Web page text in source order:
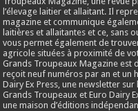
l’élevage laitier et allaitant. Il
magazine et communique
laitières et allaitantes et ce, sans
vous permet également de
agricole situées à proximité de
Grands Troupeaux Magazine est
reçoit neuf numéros par an et un
Dairy Ex Press, une newsletter
Grands Troupeaux et Euro Dairy
une maison d’éditions